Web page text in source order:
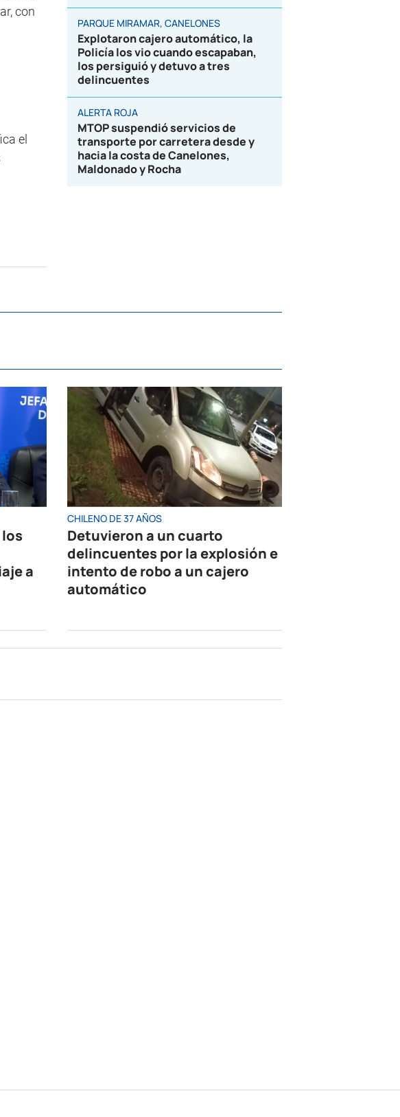
con
el
PARQUE MIRAMAR, CANELONES
Explotaron cajero automático, la
Policía los vio cuando escapaban,
los persiguió y detuvo a tres
delincuentes
ALERTA ROJA
MTOP suspendió servicios de
transporte por carretera desde y
hacia la costa de Canelones,
Maldonado y Rocha
a
CHILENO DE 37 AÑOS
Detuvieron a un cuarto
delincuentes por la explosión e
intento de robo a un cajero
automático